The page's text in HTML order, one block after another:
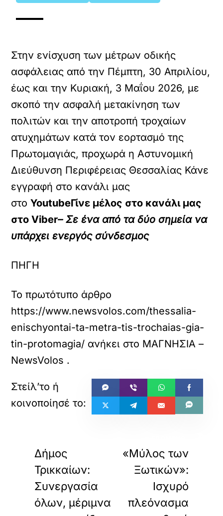
Στην ενίσχυση των μέτρων οδικής
ασφάλειας από την Πέμπτη, 30 Απριλίου,
έως και την Κυριακή, 3 Μαΐου 2026, με
σκοπό την ασφαλή μετακίνηση των
πολιτών και την αποτροπή τροχαίων
ατυχημάτων κατά τον εορτασμό της
Πρωτομαγιάς, προχωρά η Αστυνομική
Διεύθυνση Περιφέρειας Θεσσαλίας Κάνε
εγγραφή στο κανάλι μας
στοYoutubeΓίνε μέλος στο κανάλι μας
στοViber– Σε ένα από τα δύο σημεία να
υπάρχει ενεργός σύνδεσμος
ΠΗΓΗ
Το πρωτότυπο άρθρο
https://www.newsvolos.com/thessalia-
enischyontai-ta-metra-tis-trochaias-gia-
tin-protomagia/ ανήκει στο ΜΑΓΝΗΣΙΑ –
NewsVolos .
Δήμος
Τρικκαίων:
Συνεργασία
όλων, μέριμνα
«Μύλος των
Ξωτικών»:
Ισχυρό
πλεόνασμα